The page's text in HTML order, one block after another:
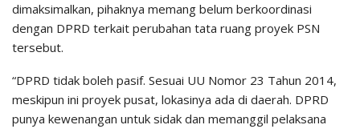
dimaksimalkan, pihaknya memang belum berkoordinasi
dengan DPRD terkait perubahan tata ruang proyek PSN
tersebut.
“DPRD tidak boleh pasif. Sesuai UU Nomor 23 Tahun 2014,
meskipun ini proyek pusat, lokasinya ada di daerah. DPRD
punya kewenangan untuk sidak dan memanggil pelaksana